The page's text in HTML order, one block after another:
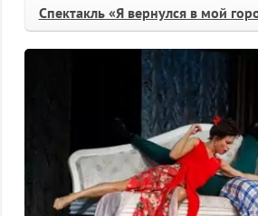
Спектакль «Я вернулся в мой